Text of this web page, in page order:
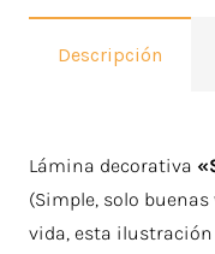
Descripción
Lámina decorativa
(Simple, solo
vida, esta